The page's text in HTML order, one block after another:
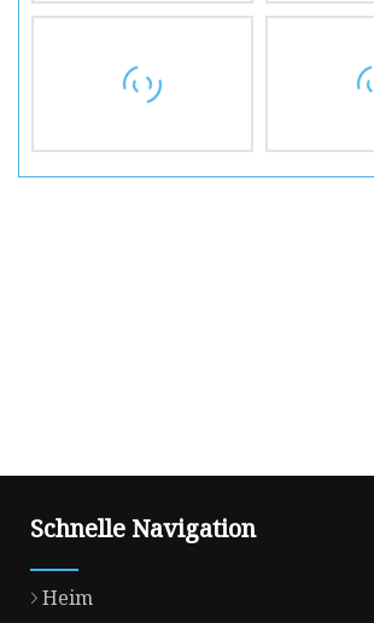
Schnelle Navigation
Heim